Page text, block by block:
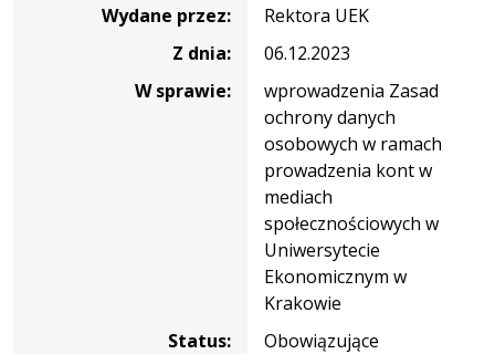
Wydane przez:
Rektora UEK
Z dnia:
06.12.2023
W sprawie:
wprowadzenia Zasad
ochrony danych
osobowych w ramach
prowadzenia kont w
mediach
społecznościowych w
Uniwersytecie
Ekonomicznym w
Krakowie
Status:
Obowiązujące